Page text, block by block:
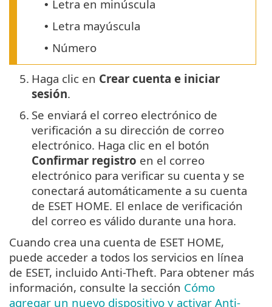
• Letra en minúscula
• Letra mayúscula
• Número
5. Haga clic en Crear cuenta e iniciar
sesión.
6. Se enviará el correo electrónico de
verificación a su dirección de correo
electrónico. Haga clic en el botón
Confirmar registro en el correo
electrónico para verificar su cuenta y se
conectará automáticamente a su cuenta
de ESET HOME. El enlace de verificación
del correo es válido durante una hora.
Cuando crea una cuenta de ESET HOME,
puede acceder a todos los servicios en línea
de ESET, incluido Anti-Theft. Para obtener más
información, consulte la sección Cómo
agregar un nuevo dispositivo y activar Anti-